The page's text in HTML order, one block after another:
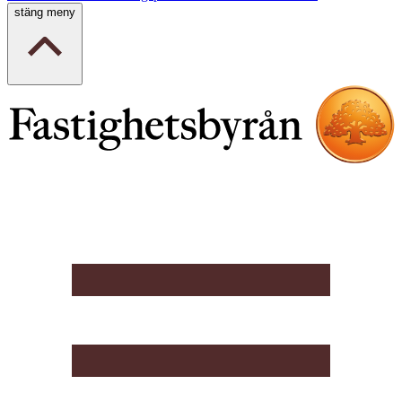
stäng meny